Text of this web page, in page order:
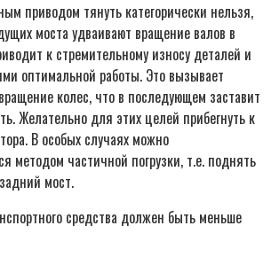
приводом тянуть категорически нельзя,
моста удваивают вращение валов в
к стремительному износу деталей и
оптимальной работы. Это вызывает
колес, что в последующем заставит
Желательно для этих целей прибегнуть к
В особых случаях можно
методом частичной погрузки, т.е. поднять
мост.
средства должен быть меньше